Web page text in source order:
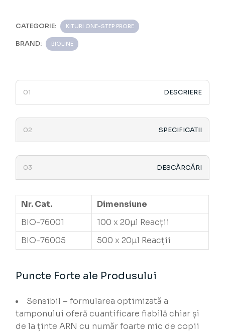
CATEGORIE: KITURI ONE-STEP PROBE
BRAND: BIOLINE
DESCRIERE
SPECIFICATII
DESCĂRCĂRI
Nr. Cat.
Dimensiune
BIO-76001
100 x 20µl Reacții
BIO-76005
500 x 20µl Reacții
Puncte Forte ale Produsului
Sensibil – formularea optimizată a
tamponului oferă cuantificare fiabilă chiar și
de la ținte ARN cu număr foarte mic de copii